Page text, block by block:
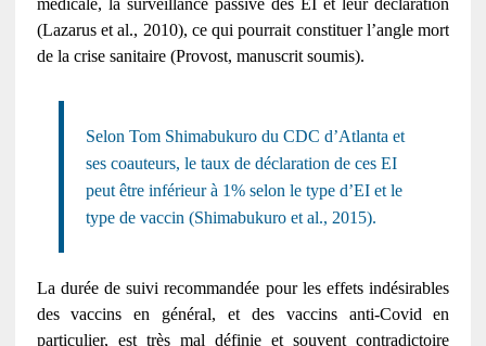
(Lazarus et al., 2010), ce qui pourrait constituer l’angle mort
de la crise sanitaire (Provost, manuscrit soumis).
Selon Tom Shimabukuro du CDC d’Atlanta et
ses coauteurs, le taux de déclaration de ces EI
peut être inférieur à 1% selon le type d’EI et le
type de vaccin (Shimabukuro et al., 2015).
La durée de suivi recommandée pour les effets indésirables
des vaccins en général, et des vaccins anti-Covid en
particulier, est très mal définie et souvent contradictoire